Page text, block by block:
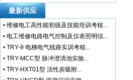
最新供应
• 维修电工高性能初级及技能培训考核...
• 电工维修电路电气控制及仪表照明综...
• TRY-9 电梯电气线路实训考核...
• TRY-MCC型 脉冲澄清池实验...
• TRY-HXT01型 活性炭吸附...